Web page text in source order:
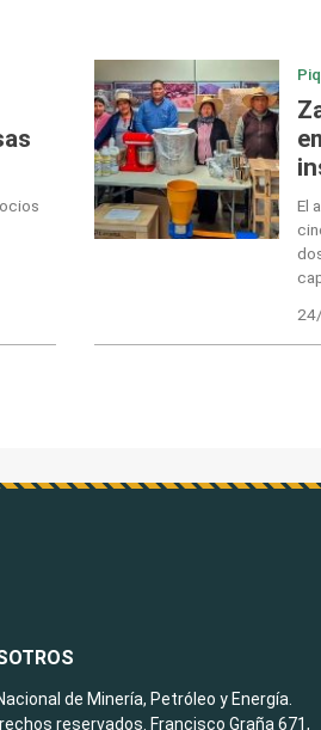
El
de Minería, Petróleo y Energía.
reservados. Francisco Graña 671,